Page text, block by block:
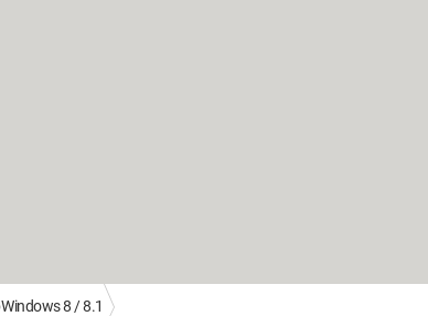
Windows 8 / 8.1